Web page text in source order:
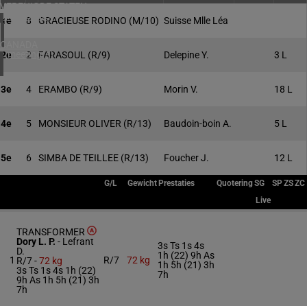
VERENIGDE STATEN
4 meeting(s)
CANADA
1 meeting(s)
1e 8 GRACIEUSE RODINO (M/10) Suisse Mlle Léa
2e 2 FARASOUL (R/9) Delepine Y. 3 L
3e 4 ERAMBO (R/9) Morin V. 18 L
4e 5 MONSIEUR OLIVER (R/13) Baudoin-boin A. 5 L
5e 6 SIMBA DE TEILLEE (R/13) Foucher J. 12 L
G/L Gewicht Prestaties QuoteringSG SPZSZC
Live
1
TRANSFORMER
Dory L. P. - Lefrant
D.
R/7 -72 kg
3s Ts 1s 4s 1h (22)
9h As 1h 5h (21) 3h
7h
R/7 72 kg
3s Ts 1s 4s
1h (22) 9h As
1h 5h (21) 3h
7h